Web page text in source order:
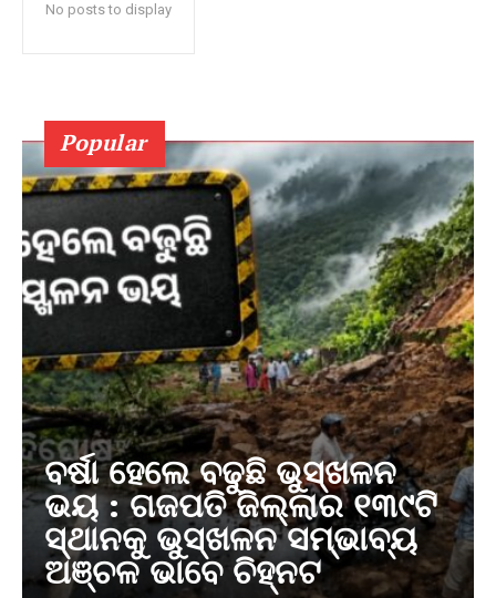
No posts to display
Popular
ବର୍ଷା ହେଲେ ବଢୁଛି ଭୁସ୍ଖଳନ
ଭୟ : ଗଜପତି ଜିଲ୍ଲାର ୧୩୯ଟି
ସ୍ଥାନକୁ ଭୁସ୍ଖଳନ ସମ୍ଭାବ୍ୟ
ଅଞ୍ଚଳ ଭାବେ ଚିହ୍ନଟ